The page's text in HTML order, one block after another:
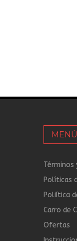
MENÚ
Términos
Políticas
Poliítica
Carro de
Ofertas